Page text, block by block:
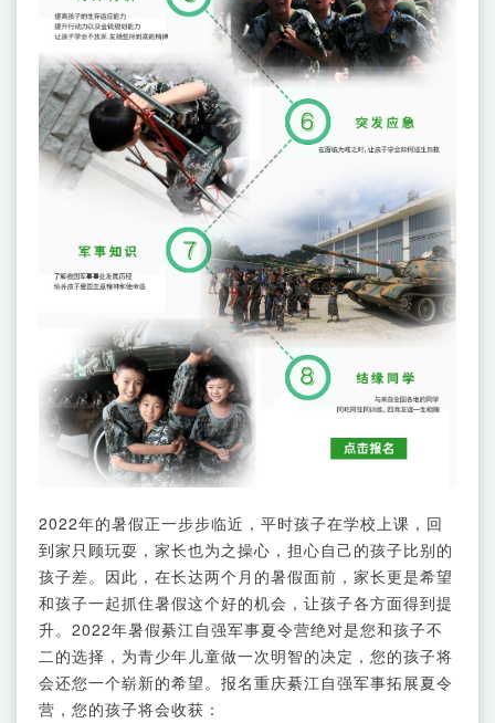
2022年的暑假正一步步临近，平时孩子在学校上课，回
到家只顾玩耍，家长也为之操心，担心自己的孩子比别的
孩子差。因此，在长达两个月的暑假面前，家长更是希望
和孩子一起抓住暑假这个好的机会，让孩子各方面得到提
升。2022年暑假綦江自强军事夏令营绝对是您和孩子不
二的选择，为青少年儿童做一次明智的决定，您的孩子将
会还您一个崭新的希望。报名重庆綦江自强军事拓展夏令
营，您的孩子将会收获：